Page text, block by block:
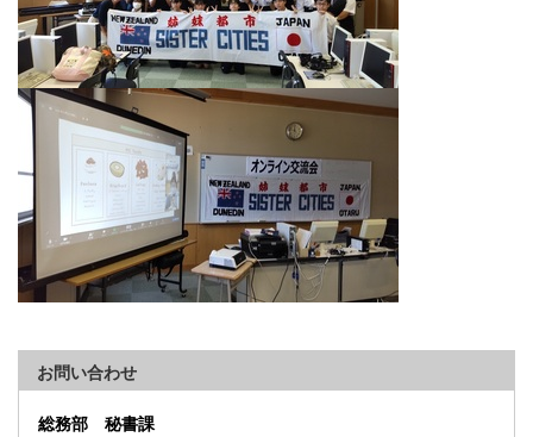
お問い合わせ
総務部 秘書課